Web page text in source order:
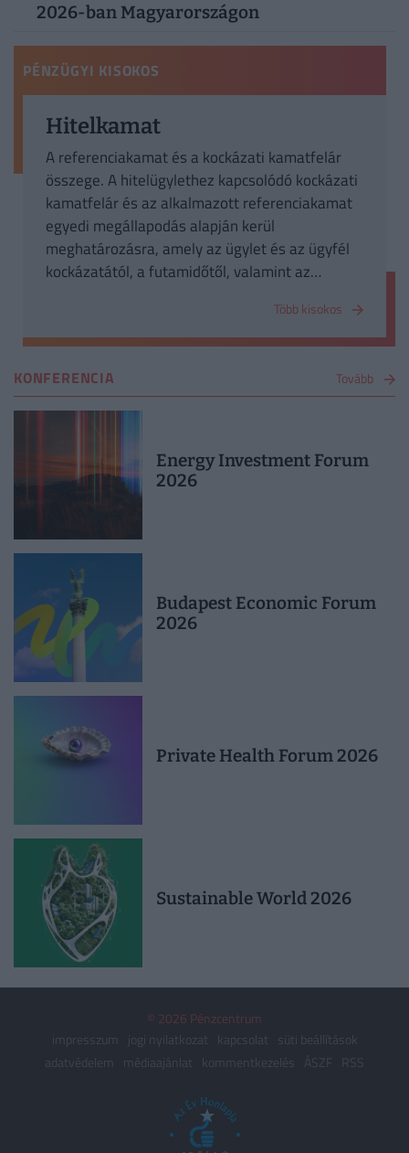
2026-ban Magyarországon
PÉNZÜGYI KISOKOS
Hitelkamat
A referenciakamat és a kockázati kamatfelár
összege. A hitelügylethez kapcsolódó kockázati
kamatfelár és az alkalmazott referenciakamat
egyedi megállapodás alapján kerül
meghatározásra, amely az ügylet és az ügyfél
kockázatától, a futamidőtől, valamint az
Több kisokos
KONFERENCIA Tovább
Energy Investment Forum
2026
Budapest Economic Forum
2026
Private Health Forum 2026
Sustainable World 2026
© 2026 Pénzcentrum
impresszum
jogi nyilatkozat kapcsolat
süti beállítások
adatvédelem
médiaajánlat kommentkezelés ÁSZF RSS